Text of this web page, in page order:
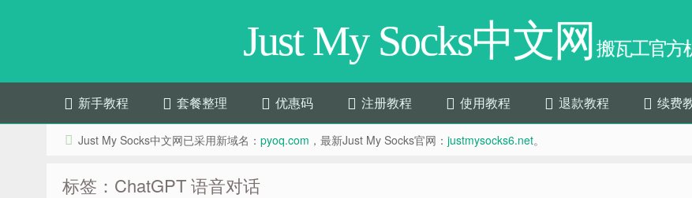
Just My Socks中文网 搬瓦工官方
新手教程 套餐整理 优惠码 注册教程 使用教程 退款教程 续费
Just My Socks中文网已采用新域名： pyoq.com ，最新Just My Socks官网： justmysocks6.net。
标签：ChatGPT 语音对话